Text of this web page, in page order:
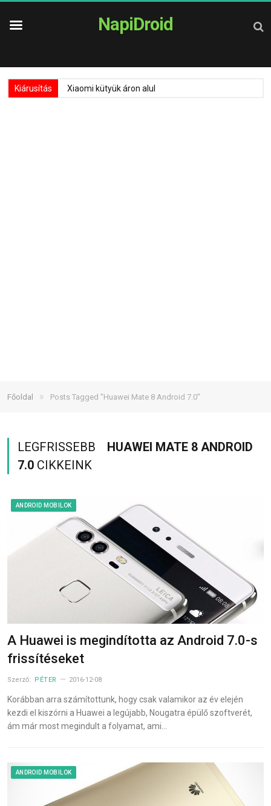
NapiDroid
Kiárusítás Xiaomi kütyük áron alul
Főoldal » Posts Tagged "Huawei Mate 8 Android 7.0"
LEGFRISSEBB
HUAWEI MATE 8 ANDROID
7.0 CIKKEINK
ANDROID MOBILOK
A Huawei is megindította az Android 7.0-s
frissítéseket
Szerző: PÉTER 2016-12-08
Korábban arra számítottunk, hogy csak valamikor az év elején
kezdi el kiszórni a Huawei a legújabb, Nougatra épülő szoftverét,
ám már most megindult a folyamat, ami…
ANDROID MOBILOK